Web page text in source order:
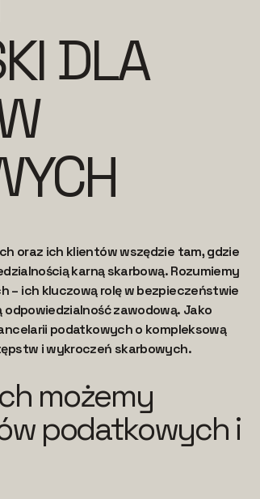
DLA
oraz ich klientów wszędzie tam, gdzie
karną skarbową. Rozumiemy
ich kluczową rolę w bezpieczeństwie
zawodową. Jako
podatkowych o kompleksową
i wykroczeń skarbowych.
możemy
podatkowych i